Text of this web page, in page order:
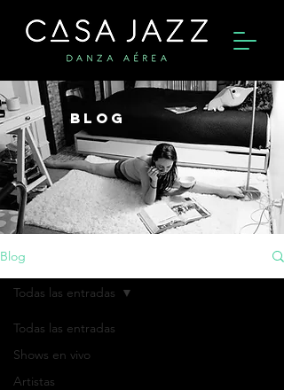
BLOG
Blog
Todas las entradas
Shows en vivo
Artistas
Todas las entradas